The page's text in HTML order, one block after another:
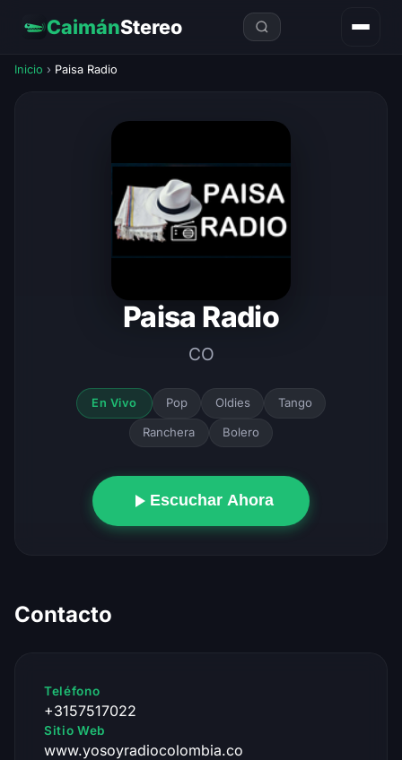
CaimánStereo
Inicio › Paisa Radio
Paisa Radio
CO
En Vivo Pop Oldies Tango
Ranchera Bolero
Escuchar Ahora
Contacto
Teléfono
+3157517022
Sitio Web
www.yosoyradiocolombia.co